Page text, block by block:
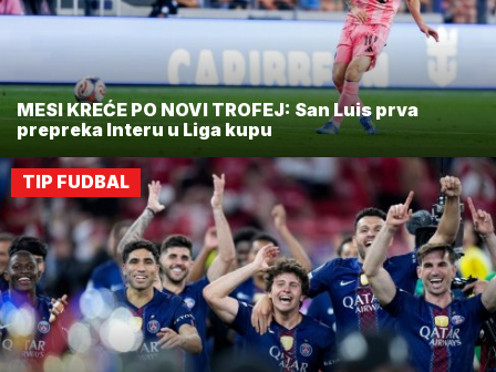
MESI KREĆE PO NOVI TROFEJ: San Luis prva
prepreka Interu u Liga kupu
TIP FUDBAL